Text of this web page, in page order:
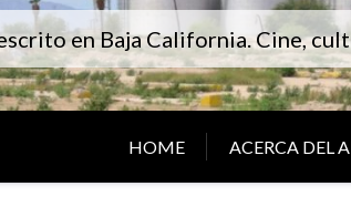
en Baja California. Cine,
HOME ACERCA DEL